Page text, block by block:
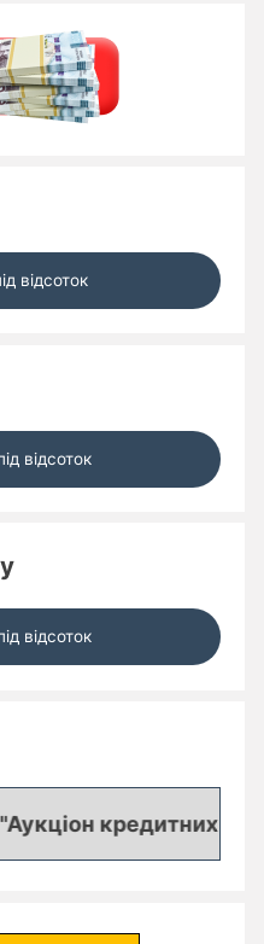
відсоток
відсоток
відсоток
кредитних